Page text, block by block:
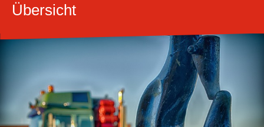
Übersicht